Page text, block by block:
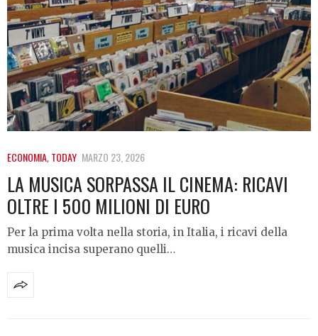
ECONOMIA,TODAY MARZO 23, 2026
LA MUSICA SORPASSA IL CINEMA: RICAVI
OLTRE I 500 MILIONI DI EURO
Per la prima volta nella storia, in Italia, i ricavi della
musica incisa superano quelli…